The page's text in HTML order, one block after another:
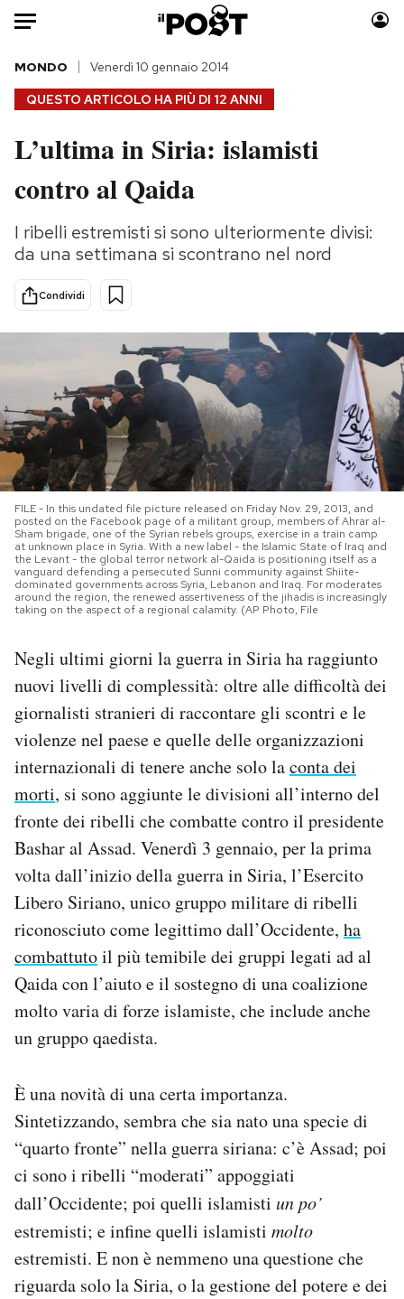
Auto
HOME
Italia
Politica
Tecnologia
Internet
Scienza
Cultura
Economia
Moda
Storie/Idee
Ok Boomer!
Altrecose
Mondiali calcio 2026
PODCAST
NEWSLETTER
I MIEI PREFERITI
SHOP
CALENDARIO
AREA PERSONALE
Area Personale
Newsletter
Notifiche mobile
Regala il Post
Hai bisogno di aiuto?
Esci
QUESTO ARTICOLO HA PIÙ DI 12 ANNI
MONDO Venerdì 10 gennaio 2014
L’ultima in Siria: islamisti
contro al Qaida
I ribelli estremisti si sono ulteriormente divisi:
da una settimana si scontrano nel nord
Condividi
FILE - In this undated file picture released on Friday Nov. 29, 2013, and
posted on the Facebook page of a militant group, members of Ahrar al-
Sham brigade, one of the Syrian rebels groups, exercise in a train camp
at unknown place in Syria. With a new label - the Islamic State of Iraq and
the Levant - the global terror network al-Qaida is positioning itself as a
vanguard defending a persecuted Sunni community against Shiite-
dominated governments across Syria, Lebanon and Iraq. For moderates
around the region, the renewed assertiveness of the jihadis is increasingly
taking on the aspect of a regional calamity. (AP Photo, File
Negli ultimi giorni la guerra in Siria ha raggiunto
nuovi livelli di complessità: oltre alle difficoltà dei
giornalisti stranieri di raccontare gli scontri e le
violenze nel paese e quelle delle organizzazioni
internazionali di tenere anche solo laconta dei
morti, si sono aggiunte le divisioni all’interno del
fronte dei ribelli che combatte contro il presidente
Bashar al Assad. Venerdì 3 gennaio, per la prima
volta dall’inizio della guerra in Siria, l’Esercito
Libero Siriano, unico gruppo militare di ribelli
riconosciuto come legittimo dall’Occidente, ha
combattutoil più temibile dei gruppi legati ad al
Qaida con l’aiuto e il sostegno di una coalizione
molto varia di forze islamiste, che include anche
un gruppo qaedista.
È una novità di una certa importanza.
Sintetizzando, sembra che sia nato una specie di
“quarto fronte” nella guerra siriana: c’è Assad; poi
ci sono i ribelli “moderati” appoggiati
dall’Occidente; poi quelli islamisti un po’
estremisti; e infine quelli islamisti molto
estremisti. E non è nemmeno una questione che
riguarda solo la Siria, o la gestione del potere e dei